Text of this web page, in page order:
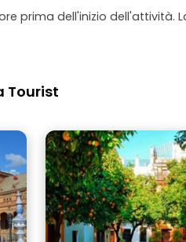
prima dell'inizio
Tourist